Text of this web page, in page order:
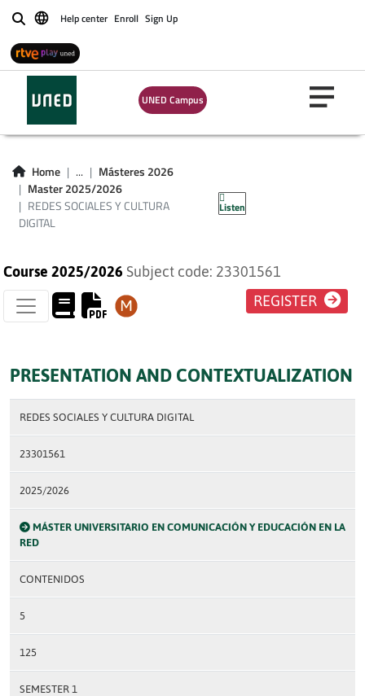
BuscarHelp center Enroll Sign Up
UNED Campus
Home ...
Másteres 2026
Master 2025/2026
REDES SOCIALES Y CULTURA
DIGITAL
Listen
REDES SOCIALES Y
CULTURA DIGITAL
Course 2025/2026 Subject code: 23301561
REGISTER
PRESENTATION AND CONTEXTUALIZATION
REDES SOCIALES Y CULTURA DIGITAL
23301561
2025/2026
MÁSTER UNIVERSITARIO EN COMUNICACIÓN Y EDUCACIÓN EN LA
RED
CONTENIDOS
5
125
SEMESTER 1